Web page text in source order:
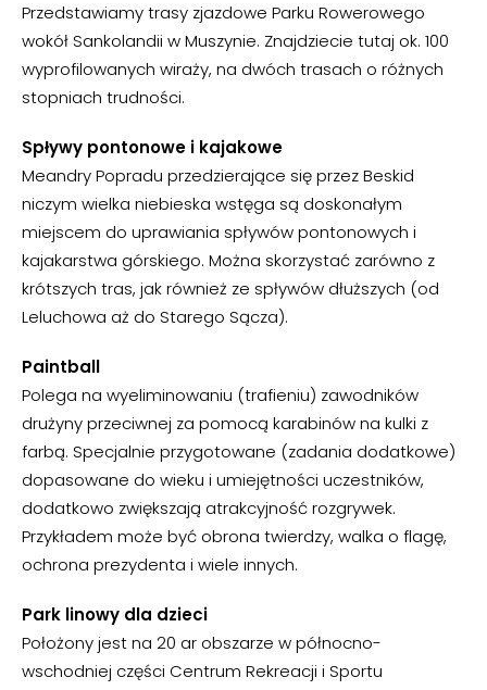
Przedstawiamy trasy zjazdowe Parku Rowerowego
wokół Sankolandii w Muszynie. Znajdziecie tutaj ok. 100
wyprofilowanych wiraży, na dwóch trasach o różnych
stopniach trudności.
Spływy pontonowe i kajakowe
Meandry Popradu przedzierające się przez Beskid
niczym wielka niebieska wstęga są doskonałym
miejscem do uprawiania spływów pontonowych i
kajakarstwa górskiego. Można skorzystać zarówno z
krótszych tras, jak również ze spływów dłuższych (od
Leluchowa aż do Starego Sącza).
Paintball
Polega na wyeliminowaniu (trafieniu) zawodników
drużyny przeciwnej za pomocą karabinów na kulki z
farbą. Specjalnie przygotowane (zadania dodatkowe)
dopasowane do wieku i umiejętności uczestników,
dodatkowo zwiększają atrakcyjność rozgrywek.
Przykładem może być obrona twierdzy, walka o flagę,
ochrona prezydenta i wiele innych.
Park linowy dla dzieci
Położony jest na 20 ar obszarze w północno-
wschodniej części Centrum Rekreacji i Sportu